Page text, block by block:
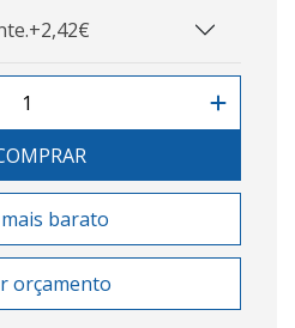
+2,42€
barato
orçamento